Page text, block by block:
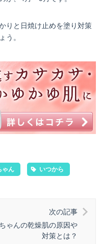
りと日焼け止めを塗り対策
う。
ゃん いつから
次の記事
ゃんの乾燥肌の原因や
対策とは？